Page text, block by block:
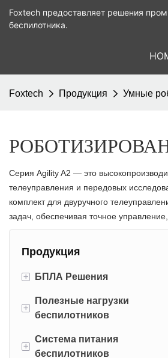
Foxtech предоставляет решения
беспилотника.
Foxtech Продукция Умные
Серия Agility A2 — это
телеуправления и передовых
комплект для двуручного
задач, обеспечивая точное
Продукция
+
БПЛА Решения
Промышленный беспилотник
+
Полезные нагрузки
беспилотников
DJI полезные нагрузки
+
Система питания
беспилотников